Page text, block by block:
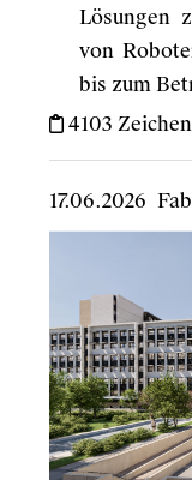
Lösungen
von
bis zum
4103 Zeichen
17.06.2026